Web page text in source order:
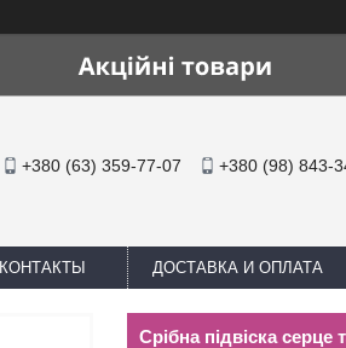
+380 (63) 359-77-07 +380 (98) 843-
КОНТАКТЫ ДОСТАВКА И ОПЛАТА
Срібна підвіска серце